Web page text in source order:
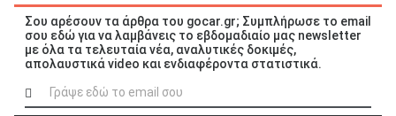
Σου αρέσουν τα άρθρα του gocar.gr; Συμπλήρωσε το email
σου εδώ για να λαμβάνεις το εβδομαδιαίο μας newsletter
με όλα τα τελευταία νέα, αναλυτικές δοκιμές,
απολαυστικά video και ενδιαφέροντα στατιστικά.